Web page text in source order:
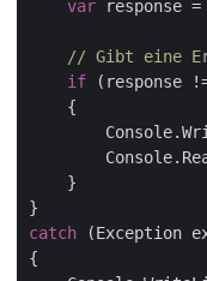
var response
// Gibt eine
if (response
    {
    }
catch (Exception
{